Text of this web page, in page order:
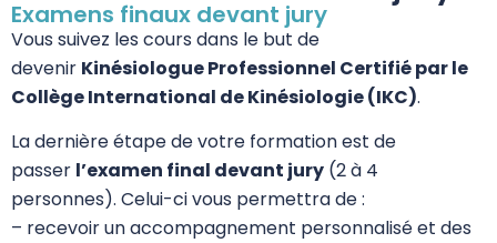
Examens finaux devant jury
Vous suivez les cours dans le but de
devenir Kinésiologue Professionnel Certifié par le
Collège International de Kinésiologie (IKC).
La dernière étape de votre formation est de
passer l’examen final devant jury (2 à 4
personnes). Celui-ci vous permettra de :
– recevoir un accompagnement personnalisé et des